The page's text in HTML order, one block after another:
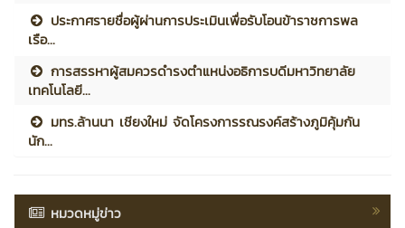
ประกาศรายชื่อผู้ผ่านการประเมินเพื่อรับโอนข้าราชการพล
เรือ...
การสรรหาผู้สมควรดำรงตำแหน่งอธิการบดีมหาวิทยาลัย
เทคโนโลยี...
มทร.ล้านนา เชียงใหม่ จัดโครงการรณรงค์สร้างภูมิคุ้มกัน
นัก...
หมวดหมู่ข่าว